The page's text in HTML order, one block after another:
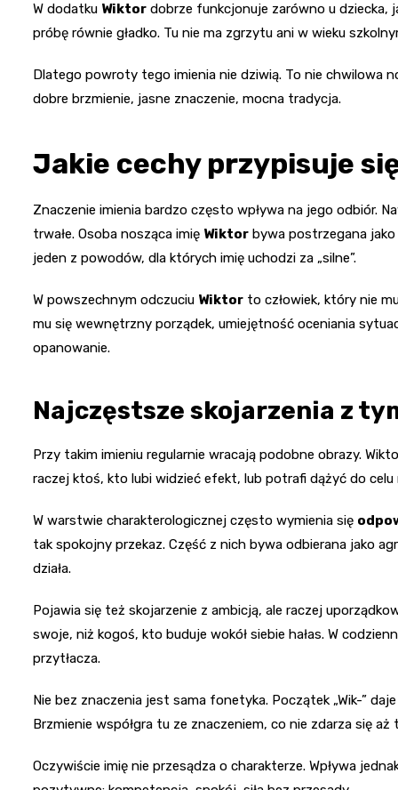
W dodatku Wiktor dobrze funkcjonuje zarówno u dziecka,
próbę równie gładko. Tu nie ma zgrzytu ani w wieku
Dlatego powroty tego imienia nie dziwią. To nie chwilowa
dobre brzmienie, jasne znaczenie, mocna tradycja.
Jakie cechy przypisuje
Znaczenie imienia bardzo często wpływa na jego odbiór.
trwałe. Osoba nosząca imię Wiktor bywa postrzegana
jeden z powodów, dla których imię uchodzi za „silne”.
W powszechnym odczuciu Wiktor to człowiek, który nie
mu się wewnętrzny porządek, umiejętność oceniania
opanowanie.
Najczęstsze skojarzenia z
Przy takim imieniu regularnie wracają podobne obrazy.
raczej ktoś, kto lubi widzieć efekt, lub potrafi dążyć do
W warstwie charakterologicznej często wymienia się
tak spokojny przekaz. Część z nich bywa odbierana jako
działa.
Pojawia się też skojarzenie z ambicją, ale raczej
swoje, niż kogoś, kto buduje wokół siebie hałas. W
przytłacza.
Nie bez znaczenia jest sama fonetyka. Początek „Wik-”
Brzmienie współgra tu ze znaczeniem, co nie zdarza się aż
Oczywiście imię nie przesądza o charakterze. Wpływa